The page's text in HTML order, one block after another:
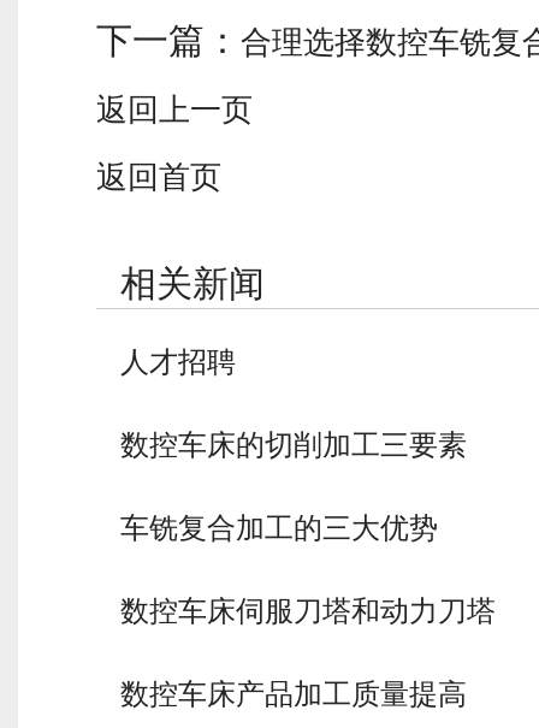
下一篇： 合理选择数控车铣复
返回上一页
返回首页
相关新闻
人才招聘
数控车床的切削加工三要素
车铣复合加工的三大优势
数控车床伺服刀塔和动力刀塔
数控车床产品加工质量提高